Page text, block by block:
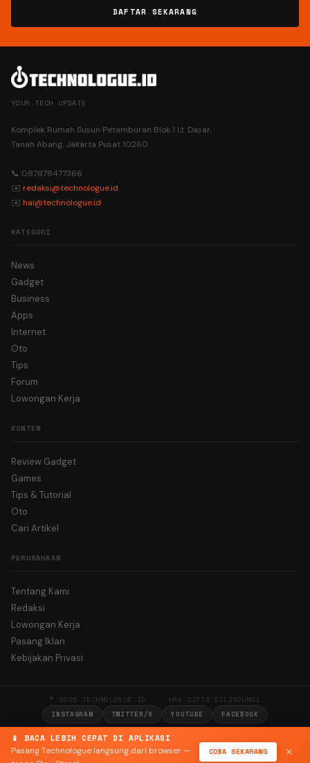
📱 BACA LEBIH CEPAT DI APLIKASI
Pasang Technologue langsung dari browser —
COBA SEKARANG ✕
DAFTAR SEKARANG
YOUR TECH UPDATE
Komplek Rumah Susun Petamburan Blok 1 Lt. Dasar,
Tanah Abang, Jakarta Pusat 10260
📞 087878477366
✉️ redaksi@technologue.id
✉️ hai@technologue.id
KATEGORI
News
Gadget
Business
Apps
Internet
Oto
Tips
Forum
Lowongan Kerja
KONTEN
Review Gadget
Games
Tips & Tutorial
Oto
Cari Artikel
PERUSAHAAN
Tentang Kami
Redaksi
Lowongan Kerja
Pasang Iklan
Kebijakan Privasi
© 2026 TECHNOLOGUE.ID · HAK CIPTA DILINDUNGI
INSTAGRAM TWITTER/X YOUTUBE FACEBOOK